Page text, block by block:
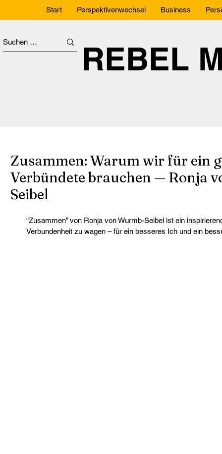
Start Perspektivenwechsel Business
REBEL
Zusammen: Warum wir für ein
Verbündete brauchen — Ronja
Seibel
“Zusammen” von Ronja von Wurmb-Seibel ist ein
Verbundenheit zu wagen – für ein besseres Ich und ein